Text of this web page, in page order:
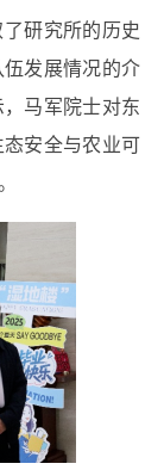
研究所的历史
发展情况的介
马军院士对东
安全与农业可